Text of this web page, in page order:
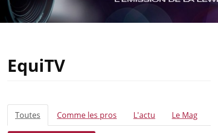
EquiTV
ONGLETS
PRINCIPAUX
Toutes (onglet
actif)
Comme les pros L'actu Le Mag